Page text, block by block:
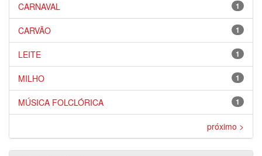
1
CARNAVAL
1
CARVÃO
1
LEITE
1
MILHO
1
MÚSICA FOLCLÓRICA
próximo >